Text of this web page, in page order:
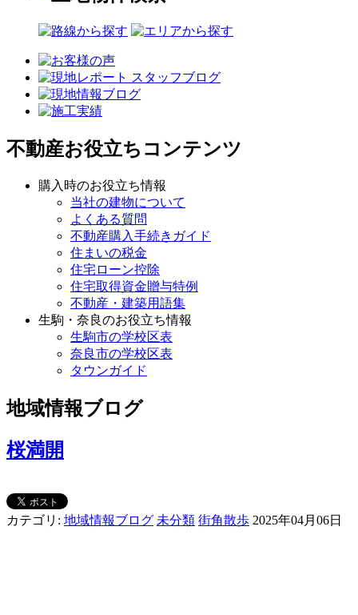
不動産お役立ちコンテンツ
購入時のお役立ち情報
当社の建物について
よくある質問
不動産購入手続きガイド
住まいの税金
住宅ローン控除
住宅取得資金贈与特例
不動産・建築用語集
生駒・奈良のお役立ち情報
生駒市の学校区表
奈良市の学校区表
タウンガイド
地域情報ブログ
桜満開
カテゴリ: 地域情報ブログ 未分類 街角散歩 2025年04月06日